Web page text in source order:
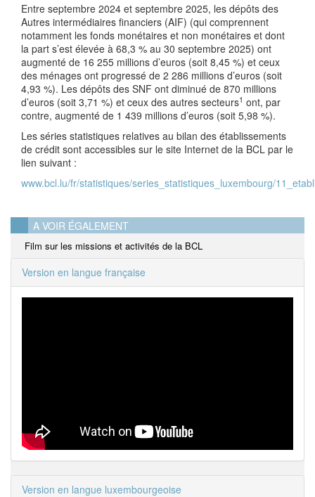
Entre septembre 2024 et septembre 2025, les dépôts des
Autres intermédiaires financiers (AIF) (qui comprennent
notamment les fonds monétaires et non monétaires et dont
la part s’est élevée à 68,3 % au 30 septembre 2025) ont
augmenté de 16 255 millions d’euros (soit 8,45 %) et ceux
des ménages ont progressé de 2 286 millions d’euros (soit
4,93 %). Les dépôts des SNF ont diminué de 870 millions
d’euros (soit 3,71 %) et ceux des autres secteurs1 ont, par
contre, augmenté de 1 439 millions d’euros (soit 5,98 %).
Les séries statistiques relatives au bilan des établissements
de crédit sont accessibles sur le site Internet de la BCL par le
lien suivant :
www.bcl.lu/fr/statistiques/series_statistiques_luxembourg/
A VOIR ÉGALEMENT
Film sur les missions et activités de la BCL
Version en langue française
Version en langue luxembourgeoise